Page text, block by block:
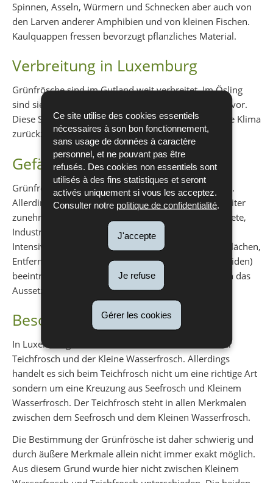
Ce site utilise des cookies essentiels
nécessaires à son bon fonctionnement,
sans usage de données à caractère
personnel, et ne pouvant pas être
refusés. Des cookies non essentiels sont
utilisés à des fins statistiques et seront
activés uniquement si vous les acceptez.
Consulter notre politique de confidentialité
J'accepte
Je refuse
Gérer les cookies
Spinnen, Asseln, Würmern und Schnecken aber auch von
den Larven anderer Amphibien und von kleinen Fischen.
Kaulquappen fressen bevorzugt pflanzliches Material.
Verbreitung in Luxemburg
Grünfrösche sind im Gutland weit verbreitet. Im Ösling
sind sie dagegen selten und kommen nur sehr lokal vor.
Diese Seltenheit dürfte hauptsächlich auf das kühlere Klima
zurückzuführen sein
Gefährdung
Grünfrösche sind in Luxemburg nicht akut gefährdet.
Allerdings wird ihr Lebensraum durch die immer weiter
zunehmende Zersiedlung der Landschaft (Wohngebiete,
Industriezonen, Straßen-bauprojekte) und die
Intensivierung der Landwirtschaft (größere Betriebsflächen,
Entfernung von Gehölzstrukturen, Einsatz von Pestiziden)
beeinträchtigt. Eine große Gefahr besteht auch durch das
Aussetzen von Fischen in die Laichgewässer.
Besonderheiten
In Luxemburg kommen 2 Grünfrosch“arten“ vor: der
Teichfrosch und der Kleine Wasserfrosch. Allerdings
handelt es sich beim Teichfrosch nicht um eine richtige Art
sondern um eine Kreuzung aus Seefrosch und Kleinem
Wasserfrosch. Der Teichfrosch steht in allen Merkmalen
zwischen dem Seefrosch und dem Kleinen Wasserfrosch.
Die Bestimmung der Grünfrösche ist daher schwierig und
durch äußere Merkmale allein nicht immer exakt möglich.
Aus diesem Grund wurde hier nicht zwischen Kleinem